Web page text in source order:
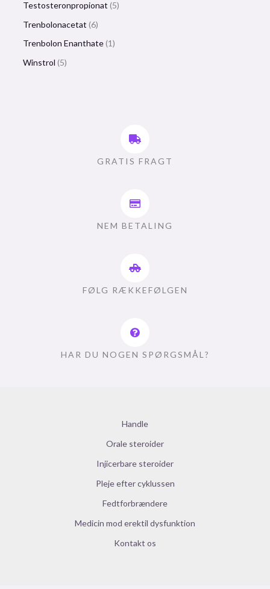
Testosteronpropionat 5
Trenbolonacetat 6
Trenbolon Enanthate 1
Winstrol 5
GRATIS FRAGT
NEM BETALING
FØLG RÆKKEFØLGEN
HAR DU NOGEN SPØRGSMÅL?
Handle
Orale steroider
Injicerbare steroider
Pleje efter cyklussen
Fedtforbrændere
Medicin mod erektil dysfunktion
Kontakt os